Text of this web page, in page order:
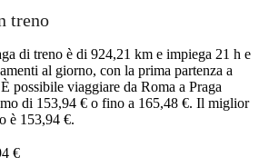
treno
di treno è di 924,21 km e impiega 21 h e
al giorno, con la prima partenza a
possibile viaggiare da Roma a Praga
di 153,94 € o fino a 165,48 €. Il miglior
è 153,94 €.
€